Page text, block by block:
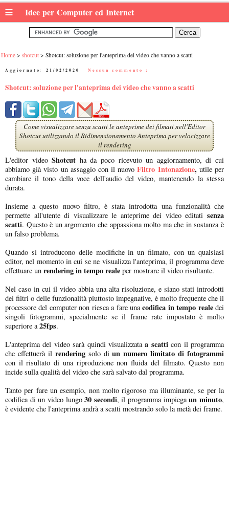
≡ Idee per Computer ed Internet
Home shotcut Shotcut: soluzione per l'anteprima dei video che vanno a scatti
Aggiornato: 21/02/2020 Nessun commento :
Shotcut: soluzione per l'anteprima dei video che vanno a scatti
Come visualizzare senza scatti le anteprime dei filmati nell'Editor
Shotcut utilizzando il Ridimensionamento Anteprima per velocizzare
il rendering
L'editor videoShotcut ha da poco ricevuto un aggiornamento, di cui
abbiamo già visto un assaggio con il nuovoFiltro Intonazione,utile per
cambiare il tono della voce dell'audio del video, mantenendo la stessa
durata.
Insieme a questo nuovo filtro, è stata introdotta una funzionalità che
permette all'utente di visualizzare le anteprime dei video editati senza
scatti. Questo è un argomento che appassiona molto ma che in sostanza è
un falso problema.
Quando si introducono delle modifiche in un filmato, con un qualsiasi
editor, nel momento in cui se ne visualizza l'anteprima, il programma deve
effettuare un rendering in tempo reale per mostrare il video risultante.
Nel caso in cui il video abbia una alta risoluzione, e siano stati introdotti
dei filtri o delle funzionalità piuttosto impegnative, è molto frequente che il
processore del computer non riesca a fare unacodifica in tempo realedei
singoli fotogrammi, specialmente se il frame rate impostato è molto
superiore a25fps.
L'anteprima del video sarà quindi visualizzataa scatticon il programma
che effettuerà ilrenderingsolo diun numero limitato di fotogrammi
con il risultato di una riproduzione non fluida del filmato. Questo non
incide sulla qualità del video che sarà salvato dal programma.
Tanto per fare un esempio, non molto rigoroso ma illuminante, se per la
codifica di un video lungo30 secondi, il programma impiegaun minuto,
è evidente che l'anteprima andrà a scatti mostrando solo la metà dei frame.